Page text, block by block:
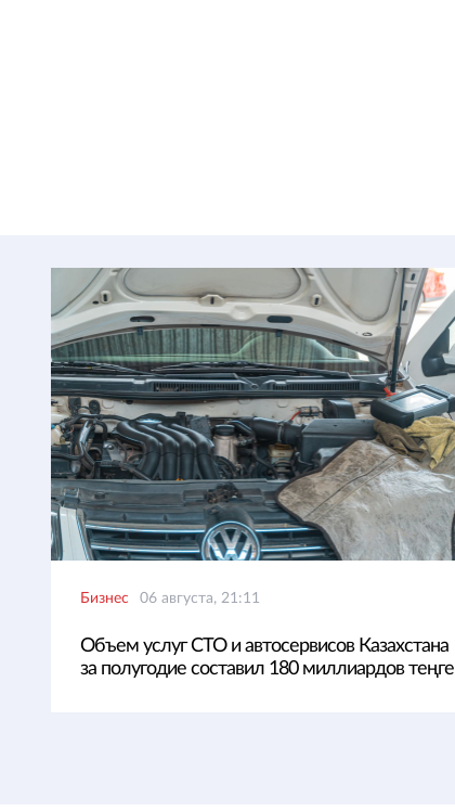
Бизнес 06 августа, 21:11
Объем услуг СТО и автосервисов Казахстана
за полугодие составил 180 миллиардов теңге